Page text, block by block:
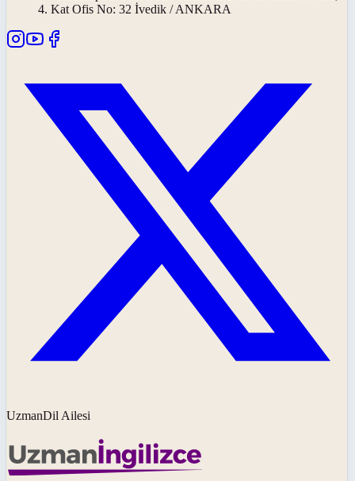
4. Kat Ofis No: 32 İvedik / ANKARA
UzmanDil Ailesi